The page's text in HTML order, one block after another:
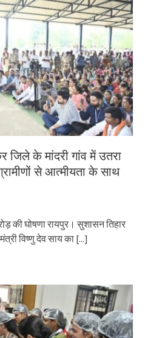
जिले के मांदरी गांव में उतरा
से आत्मीयता के साथ
की घोषणा रायपुर। सुशासन तिहार
विष्णु देव साय का [...]